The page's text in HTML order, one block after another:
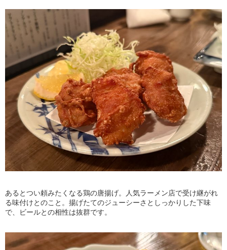
あるとつい頼みたくなる鶏の唐揚げ。人気ラーメン店で受け継がれ
る味付けとのこと。揚げたてのジューシーさとしっかりした下味
で、ビールとの相性は抜群です。